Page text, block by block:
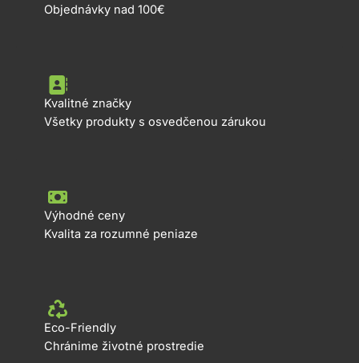
Objednávky nad 100€
Kvalitné značky
Všetky produkty s osvedčenou zárukou
Výhodné ceny
Kvalita za rozumné peniaze
Eco-Friendly
Chránime životné prostredie